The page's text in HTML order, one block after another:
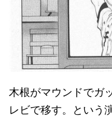
木根がマウンドでガ
レビで移す。という